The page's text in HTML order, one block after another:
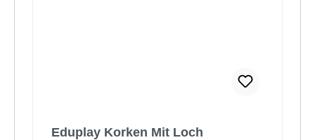
Eduplay Korken Mit Loch